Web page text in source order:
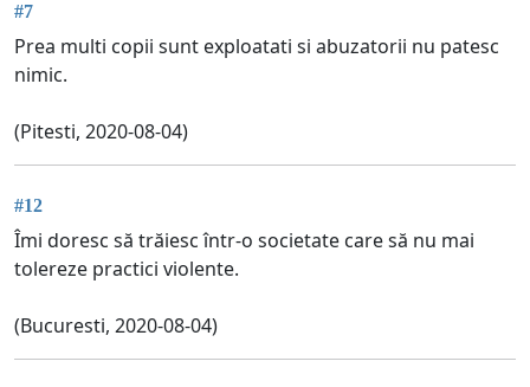
#7
Prea multi copii sunt exploatati si abuzatorii nu patesc
nimic.
(Pitesti, 2020-08-04)
#12
Îmi doresc să trăiesc într-o societate care să nu mai
tolereze practici violente.
(Bucuresti, 2020-08-04)